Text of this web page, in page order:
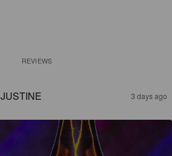
REVIEWS
JUSTINE 3 days ago